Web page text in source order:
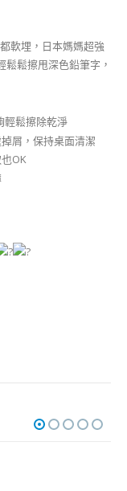
軟埋，日本媽媽超強
鬆鬆擦甩深色鉛筆字，
輕鬆擦除乾淨
屑，保持桌面清潔
OK